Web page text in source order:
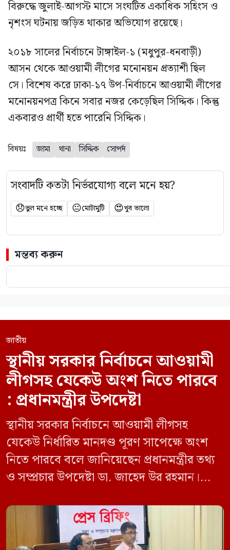
বিরুদ্ধে জুলাই-আগস্ট মাসে সংঘটিত একাধিক সহিংস ও
নৃশংস ঘটনায় জড়িত থাকার অভিযোগ রয়েছে।
২০১৮ সালের নির্বাচনে টাঙ্গাইল-১ (মধুপুর-ধনবাড়ী)
আসন থেকে আওয়ামী লীগের মনোনয়ন প্রত্যাশী ছিল
সে। বিশেষ করে ঢাকা-১৭ উপ-নির্বাচনে আওয়ামী লীগের
মনোনয়নপত্র কিনে সবার নজর কেড়েছিল সিদ্দিক। কিন্তু
একবারও প্রার্থী হতে পারেনি সিদ্দিক।
বিষয়ঃ জামা থানা সিদ্দিক সোপর্দ
সংবাদটি কতটা নির্ভরযোগ্য বলে মনে হয়?
😞ভুল মনে হচ্ছে 😐মোটামুটি 😍খুব ভালো
মন্তব্য করুন
জাতীয়
স্থানীয় সরকার নির্বাচনে আওয়ামী
লীগসহ যেকেউ অংশ নিতে পারবে
: প্রধানমন্ত্রীর উপদেষ্টা
স্থানীয় সরকার নির্বাচনে আওয়ামী লীগসহ
যেকেউ নির্ধারিত মানদণ্ড পূরণ সাপেক্ষে অংশ
নিতে পারবে বলে জানিয়েছেন প্রধানমন্ত্রীর তথ্য
ও সম্প্রচার উপদেষ্টা ডা. জাহেদ উর রহমান।
সম্মেলন কক্ষে এক প্রেস ব্রিফিংয়ে সাংবাদিকদের
এক প্রশ্নের জবাবে তিনি এ কথা বলেন।